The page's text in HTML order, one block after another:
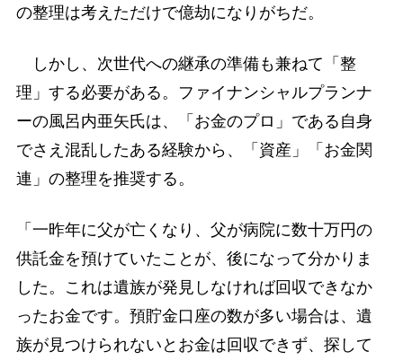
の整理は考えただけで億劫になりがちだ。
しかし、次世代への継承の準備も兼ねて「整
理」する必要がある。ファイナンシャルプランナ
ーの風呂内亜矢氏は、「お金のプロ」である自身
でさえ混乱したある経験から、「資産」「お金関
連」の整理を推奨する。
「一昨年に父が亡くなり、父が病院に数十万円の
供託金を預けていたことが、後になって分かりま
した。これは遺族が発見しなければ回収できなか
ったお金です。預貯金口座の数が多い場合は、遺
族が見つけられないとお金は回収できず、探して